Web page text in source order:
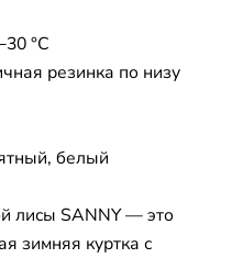
°C
резинка по низу
белый
лисы SANNY — это
зимняя куртка с